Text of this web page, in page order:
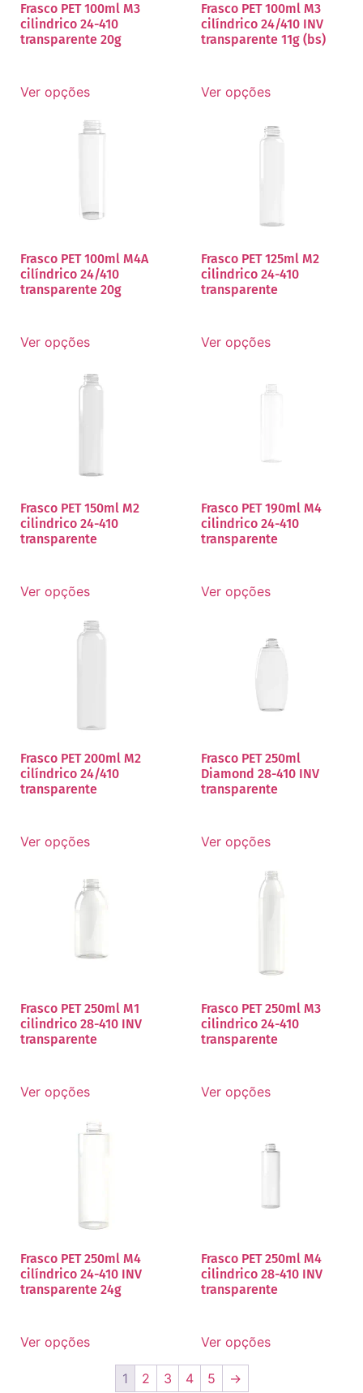
Frasco PET 100ml M3
cilindrico 24-410
transparente 20g
Ver opções
Frasco PET 100ml M3
cilíndrico 24/410 INV
transparente 11g (bs)
Ver opções
Frasco PET 100ml M4A
cilíndrico 24/410
transparente 20g
Ver opções
Frasco PET 125ml M2
cilindrico 24-410
transparente
Ver opções
Frasco PET 150ml M2
cilindrico 24-410
transparente
Ver opções
Frasco PET 190ml M4
cilindrico 24-410
transparente
Ver opções
Frasco PET 200ml M2
cilíndrico 24/410
transparente
Ver opções
Frasco PET 250ml
Diamond 28-410 INV
transparente
Ver opções
Frasco PET 250ml M1
cilindrico 28-410 INV
transparente
Ver opções
Frasco PET 250ml M3
cilindrico 24-410
transparente
Ver opções
Frasco PET 250ml M4
cilíndrico 24-410 INV
transparente 24g
Ver opções
Frasco PET 250ml M4
cilindrico 28-410 INV
transparente
Ver opções
1 2 3 4 5 →